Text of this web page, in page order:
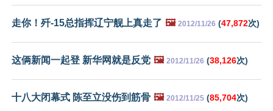
走你！歼-15总指挥辽宁舰上真走了 🖼️ 2012/11/26 (47,872次)
这俩新闻一起登 新华网就是反党 🖼️ 2012/11/26 (38,126次)
十八大闭幕式 陈至立没伤到筋骨 🖼️ 2012/11/25 (85,704次)